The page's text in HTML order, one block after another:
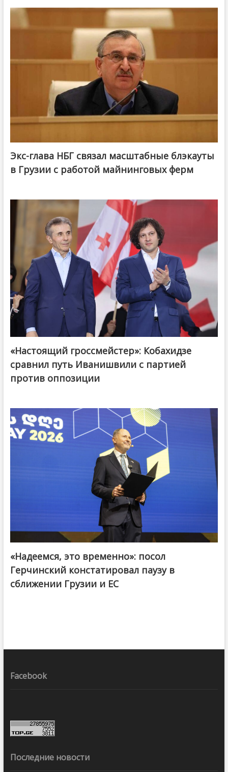
Экс-глава НБГ связал масштабные блэкауты
в Грузии с работой майнинговых ферм
@ქართული ოცნება / Georgian Dream
«Настоящий гроссмейстер»: Кобахидзе
сравнил путь Иванишвили с партией
против оппозиции
«Надеемся, это временно»: посол
Герчинский констатировал паузу в
сближении Грузии и ЕС
Facebook
Последние новости